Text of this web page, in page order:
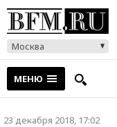
Москва
МЕНЮ
23 декабря 2018, 17:02